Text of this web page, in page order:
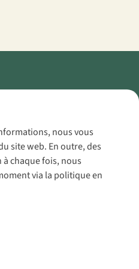
nous vous
site web. En outre, des
chaque fois, nous
via la politique en